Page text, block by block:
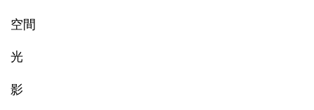
空間
光
影